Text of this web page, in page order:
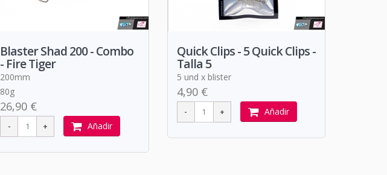
Blaster Shad 200 - Combo
- Fire Tiger
200mm
80g
26,90 €
Añadir
Quick Clips - 5 Quick Clips -
Talla 5
5 und x blister
4,90 €
Añadir